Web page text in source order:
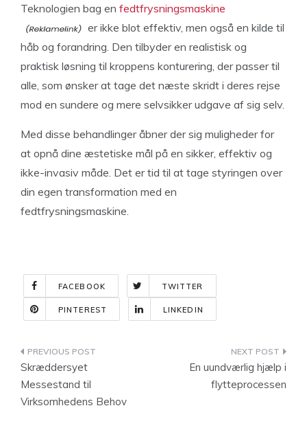
Teknologien bag en fedtfrysningsmaskine
er ikke blot effektiv, men også en kilde til
håb og forandring. Den tilbyder en realistisk og
praktisk løsning til kroppens konturering, der passer til
alle, som ønsker at tage det næste skridt i deres rejse
mod en sundere og mere selvsikker udgave af sig selv.
Med disse behandlinger åbner der sig muligheder for
at opnå dine æstetiske mål på en sikker, effektiv og
ikke-invasiv måde. Det er tid til at tage styringen over
din egen transformation med en
fedtfrysningsmaskine.
FACEBOOK TWITTER
PINTEREST LINKEDIN
Indlægsnavigation
Skræddersyet
Messestand til
Virksomhedens Behov
En uundværlig hjælp i
flytteprocessen